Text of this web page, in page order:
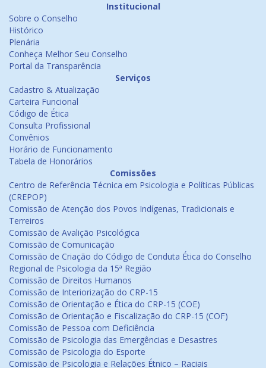
Institucional
Sobre o Conselho
Histórico
Plenária
Conheça Melhor Seu Conselho
Portal da Transparência
Serviços
Cadastro & Atualização
Carteira Funcional
Código de Ética
Consulta Profissional
Convênios
Horário de Funcionamento
Tabela de Honorários
Comissões
Centro de Referência Técnica em Psicologia e Políticas Públicas
(CREPOP)
Comissão de Atenção dos Povos Indígenas, Tradicionais e
Terreiros
Comissão de Avalição Psicológica
Comissão de Comunicação
Comissão de Criação do Código de Conduta Ética do Conselho
Regional de Psicologia da 15ª Região
Comissão de Direitos Humanos
Comissão de Interiorização do CRP-15
Comissão de Orientação e Ética do CRP-15 (COE)
Comissão de Orientação e Fiscalização do CRP-15 (COF)
Comissão de Pessoa com Deficiência
Comissão de Psicologia das Emergências e Desastres
Comissão de Psicologia do Esporte
Comissão de Psicologia e Relações Étnico – Raciais